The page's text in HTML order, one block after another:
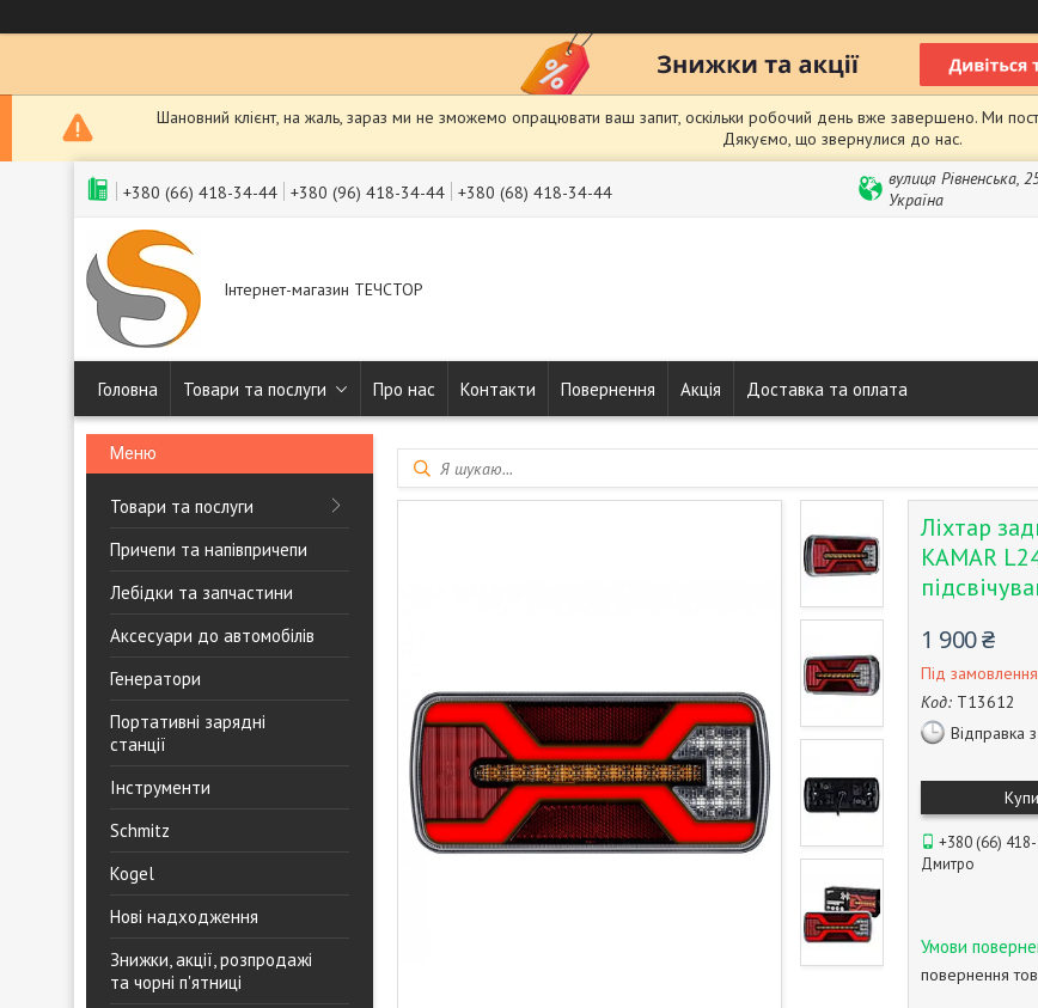
Шановний клієнт, на жаль, зараз ми не зможемо опрацювати ваш запит, оскільки робочий день вже завершено. Ми
Дякуємо, що звернулися до нас.
+380 (66) 418-34-44 +380 (96) 418-34-44 +380 (68) 418-34-44
вулиця Рівненська,
Україна
Інтернет-магазин ТЕЧСТОР
Головна Товари та послуги Про нас Контакти Повернення Акція Доставка та оплата
Товари та послуги
Причепи та напівпричепи
Лебідки та запчастини
Аксесуари до автомобілів
Генератори
Портативні зарядні
станції
Інструменти
Schmitz
Kogel
Нові надходження
Знижки, акції, розпродажі
та чорні п'ятниці
Ліхтар
KAMAR
1 900 ₴
Під замовлення
Код: T13612
Відправка
+380 (66)
Дмитро
повернення